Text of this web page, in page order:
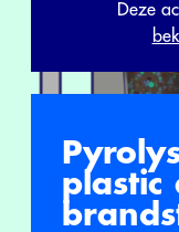
Deze
plastic